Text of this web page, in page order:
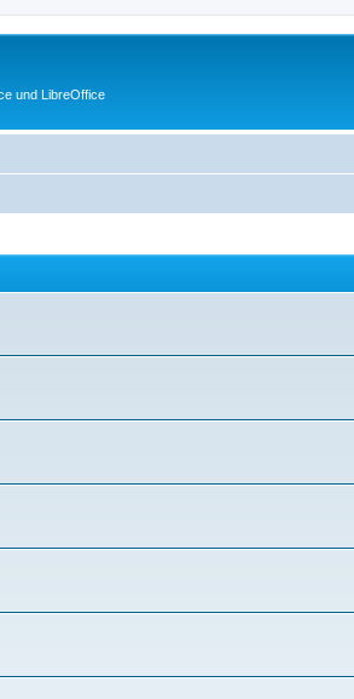
und LibreOffice